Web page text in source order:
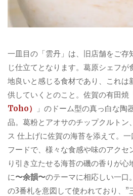
一皿目の「雲丹」は、旧店舗をご存
じ仕立てとなります。葛原シェフ
地良いと感じる食材であり、これは
供していくとのこと。佐賀の有田焼
Toho）
」のドーム型の真っ白な陶
品。葛粉とアオサのチップクルトン
ス 仕上げに佐賀の海苔を添えて。
フードで、様々な食感や味のアクセ
り引き立たせる海苔の磯の香りが心
に〜余韻〜のテーマに相応しい一口
の3番札を意図して使われており、”